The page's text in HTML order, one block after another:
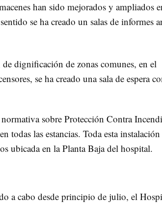
han sido mejorados y ampliados
se ha creado un salas de informes
dignificación de zonas comunes, en el
se ha creado una sala de espera
sobre Protección Contra
todas las estancias. Toda esta
ubicada en la Planta Baja del hospital.
a cabo desde principio de julio, el